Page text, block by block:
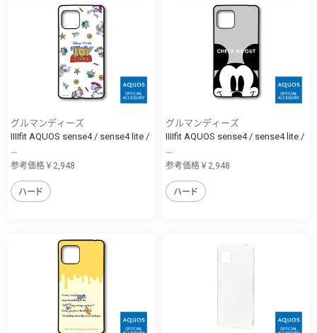
グルマンディーズ
IIIIfit AQUOS sense4 / sense4 lite /
参考価格￥2,948
ハード
グルマンディーズ
IIIIfit AQUOS sense4 / sense4 lite /
参考価格￥2,948
ハード